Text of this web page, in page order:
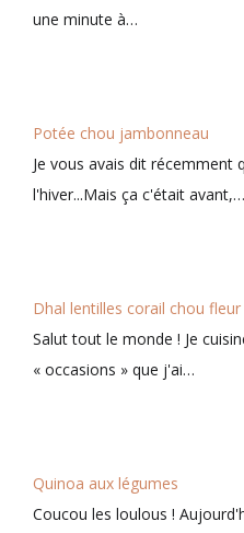
une minute à…
Potée chou jambonneau
Je vous avais dit récemment
l'hiver...Mais ça c'était avant,…
Dhal lentilles corail chou fleur
Salut tout le monde ! Je
« occasions » que j'ai…
Quinoa aux légumes
Coucou les loulous !